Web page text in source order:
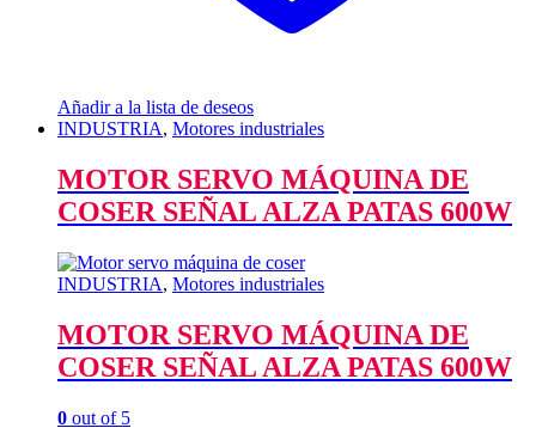
Añadir a la lista de deseos
INDUSTRIA, Motores industriales
MOTOR SERVO MÁQUINA DE
COSER SEÑAL ALZA PATAS 600W
INDUSTRIA, Motores industriales
MOTOR SERVO MÁQUINA DE
COSER SEÑAL ALZA PATAS 600W
0 out of 5